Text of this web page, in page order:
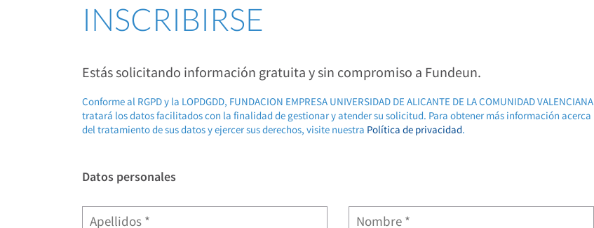
INSCRIBIRSE
Estás solicitando información gratuita y sin compromiso a Fundeun.
Conforme al RGPD y la LOPDGDD, FUNDACION EMPRESA UNIVERSIDAD DE ALICANTE DE LA COMUNIDAD VALENCIANA
tratará los datos facilitados con la finalidad de gestionar y atender su solicitud. Para obtener más información acerca
del tratamiento de sus datos y ejercer sus derechos, visite nuestra Política de privacidad.
Datos personales